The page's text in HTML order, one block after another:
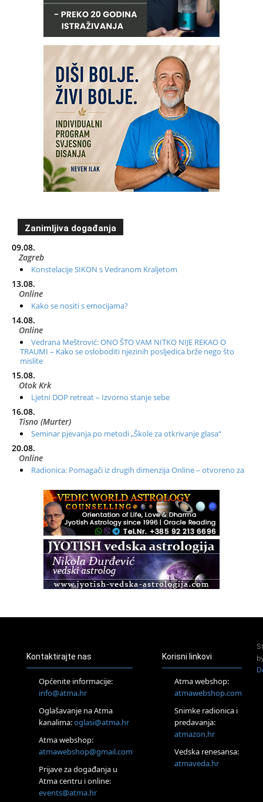
Zanimljiva događanja
09.08.
Zagreb
Konstelacije SIKON s Vedranom Kraljetom
13.08.
Online
Kako se nositi s emocijama?
14.08.
Online
Vedrana Meštrović: ONO ŠTO VAM NITKO NIJE REKAO O
TRAUMI – Kako se osloboditi njezinih posljedica brže nego što
mislite
15.08.
Otok Krk
Ljetni DOP retreat – Izvorno stanje sebe
16.08.
Tisno (Murter)
Seminar pjevanja po metodi „Škole za otkrivanje glasa“
20.08.
Online
Radionica: Pomagači iz drugih dimenzija Online – otvoreno za
Zagreb+Online
Osnovni ThetaHealing® tečaj, Zagreb i Online
Access BARS®, otpusti stres
Access Energetski Facelift®
Tečaj Višeg Vodstva, razvijanja intuicije i Akaša zapisa
26.08.
Postanite Nositelj Vibracije Nove Zemlje
Visoko
Alemka Dauskardt – Jednodnevna radionica sistemskih
Zagreb
HOD PO ŽERAVICI – Seminar koji mijenja tijelo, duh i um
SoulFest – Festival glazbe, mudrosti i zajedništva
Radoboj
Kontaktirajte nas
Općenite informacije:
info@atma.hr
Oglašavanje na Atma
kanalima:oglasi@atma.hr
Atma webshop:
atmawebshop@gmail.com
Prijave za događanja u
Atma centru i online:
events@atma.hr
Korisni linkovi
Atma webshop:
atmawebshop.com
Snimke radionica i
predavanja:
atmazon.hr
Vedska renesansa:
atmaveda.hr